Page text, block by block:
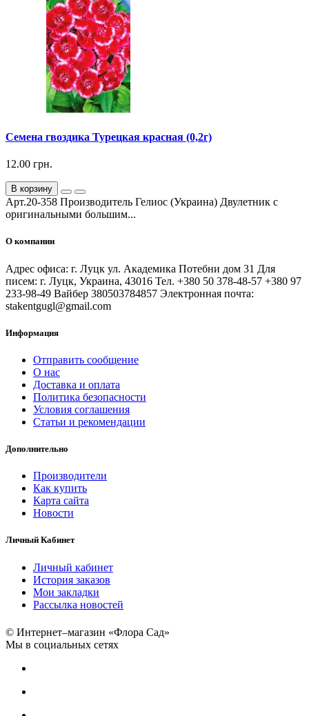
Семена гвоздика Турецкая красная (0,2г)
12.00 грн.
В корзину
Арт.20-358 Производитель Гелиос (Украина) Двулетник с
оригинальными большим...
О компании
Адрес офиса: г. Луцк ул. Академика Потебни дом 31 Для
писем: г. Луцк, Украина, 43016 Тел. +380 50 378-48-57 +380 97
233-98-49 Вайбер 380503784857 Электронная почта:
stakentgugl@gmail.com
Информация
Отправить сообщение
О нас
Доставка и оплата
Политика безопасности
Условия соглашения
Статьи и рекомендации
Дополнительно
Производители
Как купить
Карта сайта
Новости
Личный Кабинет
Личный кабинет
История заказов
Мои закладки
Рассылка новостей
© Интернет–магазин «Флора Сад»
Мы в социальных сетях